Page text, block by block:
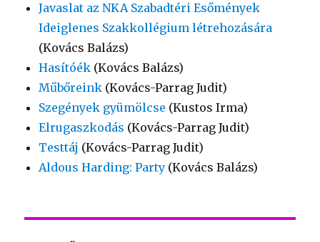
Javaslat az NKA Szabadtéri Esőmények
Ideiglenes Szakkollégium létrehozására
(Kovács Balázs)
Hasítóék (Kovács Balázs)
Műbőreink (Kovács-Parrag Judit)
Szegények gyümölcse (Kustos Irma)
Elrugaszkodás (Kovács-Parrag Judit)
Testtáj (Kovács-Parrag Judit)
Aldous Harding: Party (Kovács Balázs)